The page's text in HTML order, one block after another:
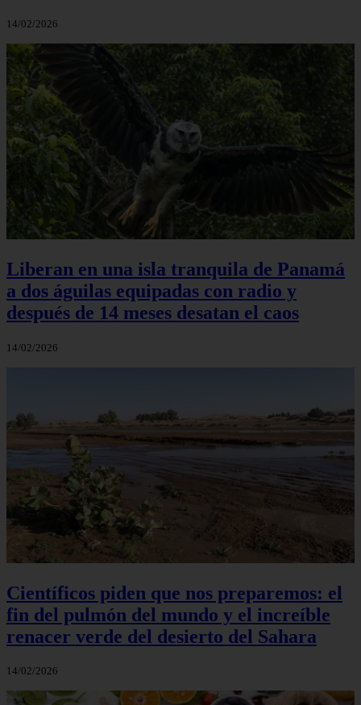
14/02/2026
Liberan en una isla tranquila de Panamá
a dos águilas equipadas con radio y
después de 14 meses desatan el caos
14/02/2026
Científicos piden que nos preparemos: el
fin del pulmón del mundo y el increíble
renacer verde del desierto del Sahara
14/02/2026